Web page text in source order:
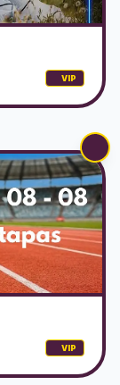
VIP
VIP